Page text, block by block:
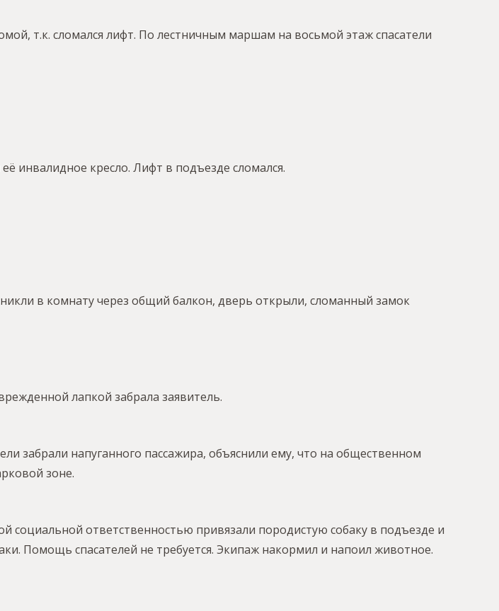
т.к. сломался лифт. По лестничным маршам на восьмой этаж спасатели
инвалидное кресло. Лифт в подъезде сломался.
в комнату через общий балкон, дверь открыли, сломанный замок
лапкой забрала заявитель.
забрали напуганного пассажира, объяснили ему, что на общественном
зоне.
социальной ответственностью привязали породистую собаку в подъезде и
Помощь спасателей не требуется. Экипаж накормил и напоил животное.